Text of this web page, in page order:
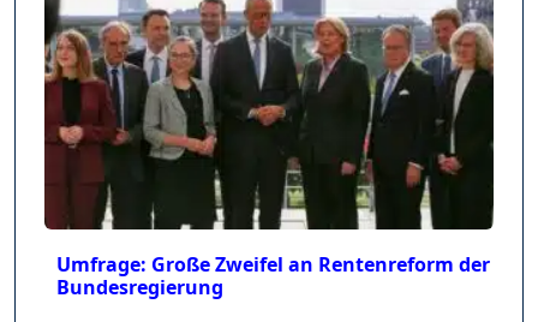
Umfrage: Große Zweifel an Rentenreform der
Bundesregierung